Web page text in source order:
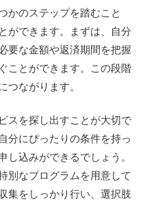
かのステップを踏むこと
ができます。まずは、自分
要な金額や返済期間を把握
ことができます。この段階
つながります。
スを探し出すことが大切で
分にぴったりの条件を持っ
し込みができるでしょう。
別なプログラムを用意して
集をしっかり行い、選択肢